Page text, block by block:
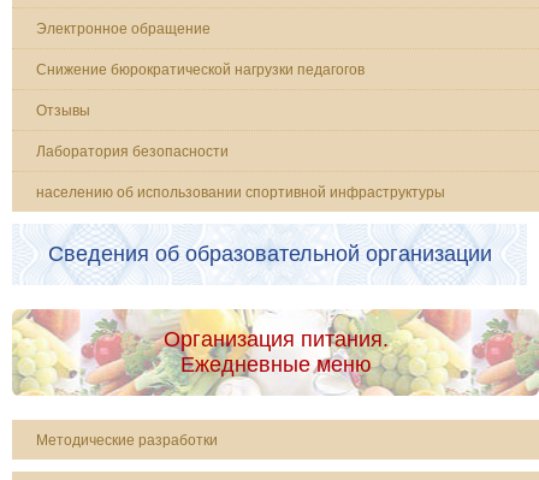
Электронное обращение
Снижение бюрократической нагрузки педагогов
Отзывы
Лаборатория безопасности
населению об использовании спортивной инфраструктуры
Сведения об образовательной организации
Организация питания.
Ежедневные меню
Методические разработки